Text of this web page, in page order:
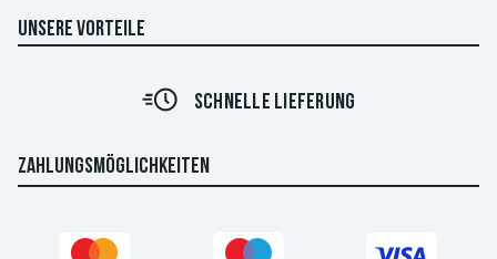
UNSERE VORTEILE
SCHNELLE LIEFERUNG
ZAHLUNGSMÖGLICHKEITEN